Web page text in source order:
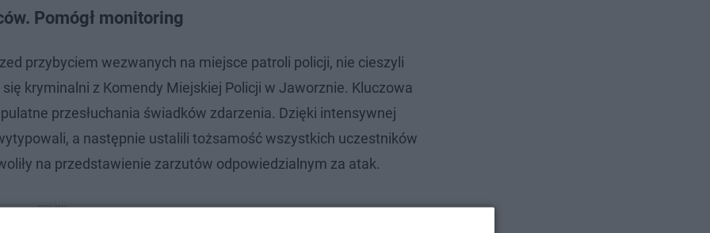
Pomógł monitoring
przybyciem wezwanych na miejsce patroli policji, nie cieszyli
kryminalni z Komendy Miejskiej Policji w Jaworznie. Kluczowa
przesłuchania świadków zdarzenia. Dzięki intensywnej
a następnie ustalili tożsamość wszystkich uczestników
na przedstawienie zarzutów odpowiedzialnym za atak.